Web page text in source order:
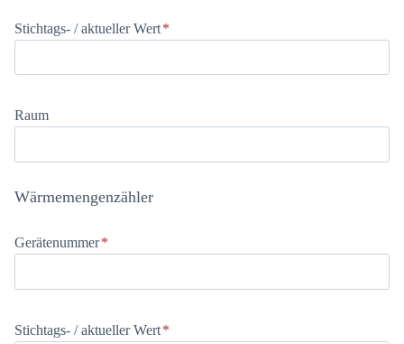
Stichtags- / aktueller Wert*
Raum
Wärmemengenzähler
Gerätenummer*
Stichtags- / aktueller Wert*